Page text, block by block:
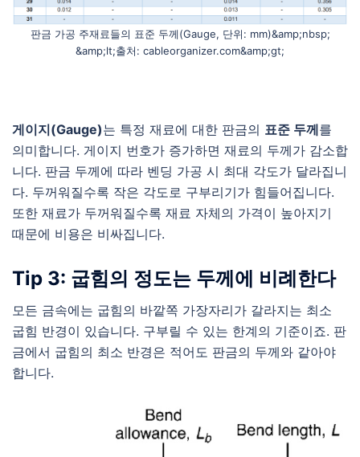
판금 가공 주재료들의 표준 두께(Gauge, 단위: mm)&amp;nbsp;
&amp;lt;출처: cableorganizer.com&amp;gt;
게이지(Gauge)는 특정 재료에 대한 판금의 표준 두께를
의미합니다. 게이지 번호가 증가하면 재료의 두께가 감소합
니다. 판금 두께에 따라 벤딩 가공 시 최대 각도가 달라집니
다. 두꺼워질수록 작은 각도로 구부리기가 힘들어집니다.
또한 재료가 두꺼워질수록 재료 자체의 가격이 높아지기
때문에 비용은 비싸집니다.
Tip 3: 굽힘의 정도는 두께에 비례한다
모든 금속에는 굽힘의 바깥쪽 가장자리가 갈라지는 최소
굽힘 반경이 있습니다. 구부릴 수 있는 한계의 기준이죠. 판
금에서 굽힘의 최소 반경은 적어도 판금의 두께와 같아야
합니다.